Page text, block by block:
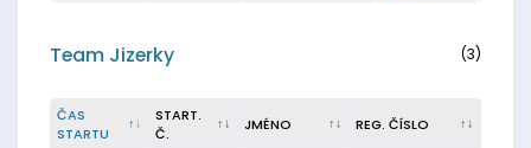
Team Jizerky (3)
ČAS
STARTU
START.
Č.
JMÉNO REG. ČÍSLO